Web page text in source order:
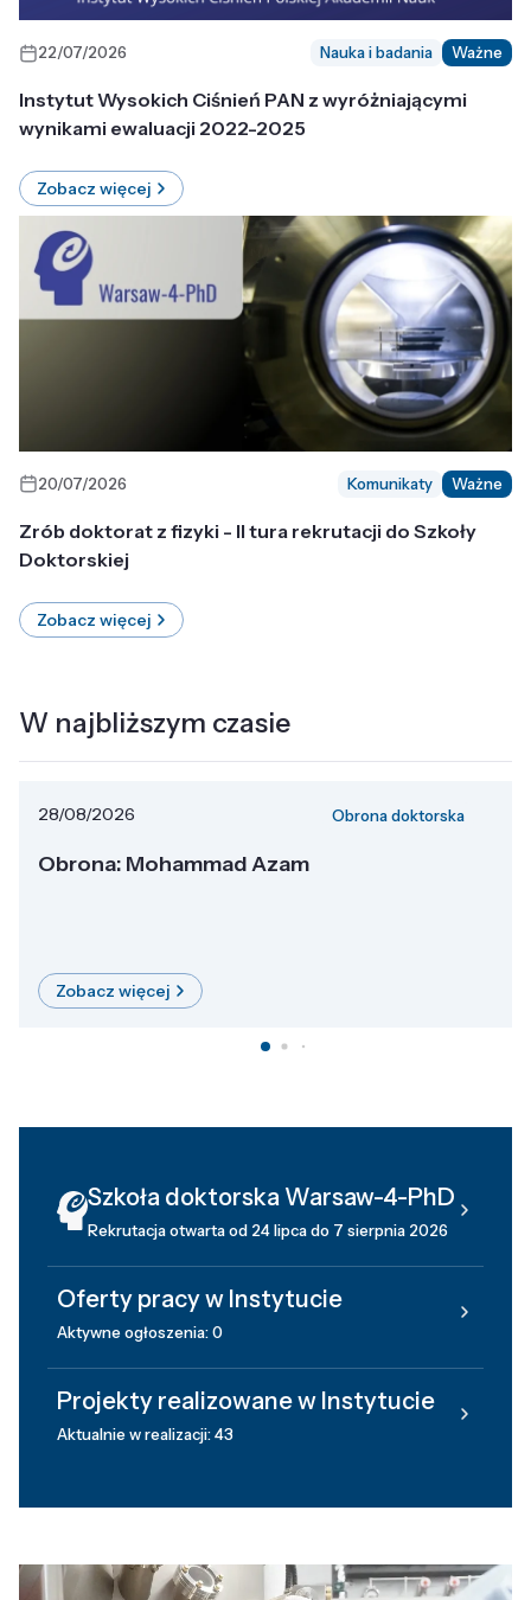
22/07/2026 Nauka i badania Ważne
Instytut Wysokich Ciśnień PAN z wyróżniającymi
wynikami ewaluacji 2022-2025
Zobacz więcej
20/07/2026 Komunikaty Ważne
Zrób doktorat z fizyki - II tura rekrutacji do Szkoły
Doktorskiej
Zobacz więcej
W najbliższym czasie
28/08/2026 Obrona doktorska
Obrona: Mohammad Azam
Zobacz więcej
Szkoła doktorska Warsaw-4-PhD
Rekrutacja otwarta od 24 lipca do 7 sierpnia 2026
Oferty pracy w Instytucie
Aktywne ogłoszenia: 0
Projekty realizowane w Instytucie
Aktualnie w realizacji: 43